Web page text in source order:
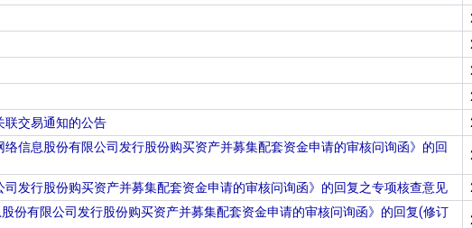
联交易通知的公告
信息股份有限公司发行股份购买资产并募集配套资金申请的审核问询函》的回
发行股份购买资产并募集配套资金申请的审核问询函》的回复之专项核查意见
份有限公司发行股份购买资产并募集配套资金申请的审核问询函》的回复(修订